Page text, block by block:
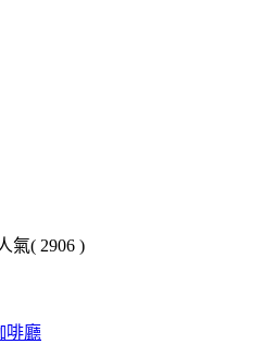
氣( 2906 )
啡廳